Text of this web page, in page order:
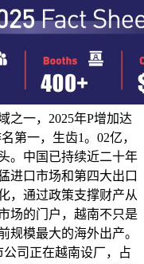
之一，2025年P增加达
第一，生齿1。02亿，
。中国已持续近二十年
进口市场和第四大出口
，通过政策支撑财产从
场的门户，越南不只是
规模最大的海外出产。
司正在越南设厂，占